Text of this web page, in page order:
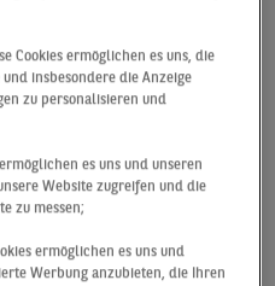
der Jahre vor 2023 noch
konnte der Retail-
letzten 12 Monaten
Marktsentiment für sich
von
wurde das schwache
den Objektarten, die der
Cookies ermöglichen es uns, die
insbesondere die Anzeige
zu personalisieren und
es uns und unseren
Website zugreifen und die
zu messen;
ermöglichen es uns und
Werbung anzubieten, die Ihren